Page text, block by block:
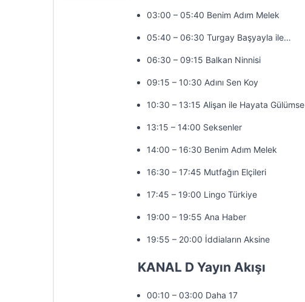
03:00 – 05:40 Benim Adım Melek
05:40 – 06:30 Turgay Başyayla ile…
06:30 – 09:15 Balkan Ninnisi
09:15 – 10:30 Adını Sen Koy
10:30 – 13:15 Alişan ile Hayata Gülümse
13:15 – 14:00 Seksenler
14:00 – 16:30 Benim Adım Melek
16:30 – 17:45 Mutfağın Elçileri
17:45 – 19:00 Lingo Türkiye
19:00 – 19:55 Ana Haber
19:55 – 20:00 İddiaların Aksine
KANAL D Yayın Akışı
00:10 – 03:00 Daha 17